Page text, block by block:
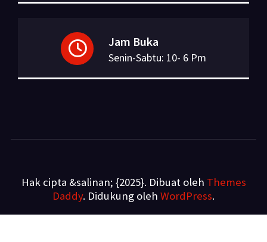
Jam Buka
Senin-Sabtu: 10- 6 Pm
Hak cipta &salinan; {2025}. Dibuat oleh Themes
Daddy. Didukung oleh WordPress.